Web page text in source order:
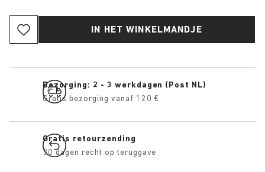
IN HET WINKELMANDJE
Bezorging: 2 - 3 werkdagen (Post NL)
Gratis bezorging vanaf 120 €
Gratis retourzending
30 dagen recht op teruggave